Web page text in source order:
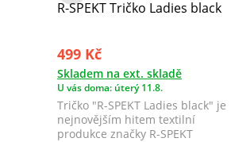
R-SPEKT Tričko Ladies black
499 Kč
Skladem na ext. skladě
U vás doma: úterý 11.8.
Tričko "R-SPEKT Ladies black" je
nejnovějším hitem textilní
produkce značky R-SPEKT